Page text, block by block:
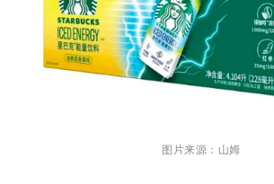
图片来源：山姆